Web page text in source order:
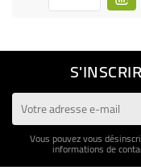
Vous pouvez vous
informations de